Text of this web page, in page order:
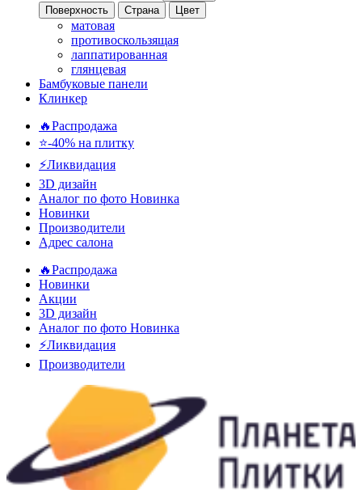
Поверхность Страна Цвет
матовая
противоскользящая
лаппатированная
глянцевая
Бамбуковые панели
Клинкер
🔥Распродажа
⭐-40% на плитку
⚡️Ликвидация
3D дизайн
Аналог по фото Новинка
Новинки
Производители
Адрес салона
🔥Распродажа
Новинки
Акции
3D дизайн
Аналог по фото Новинка
⚡Ликвидация
Производители